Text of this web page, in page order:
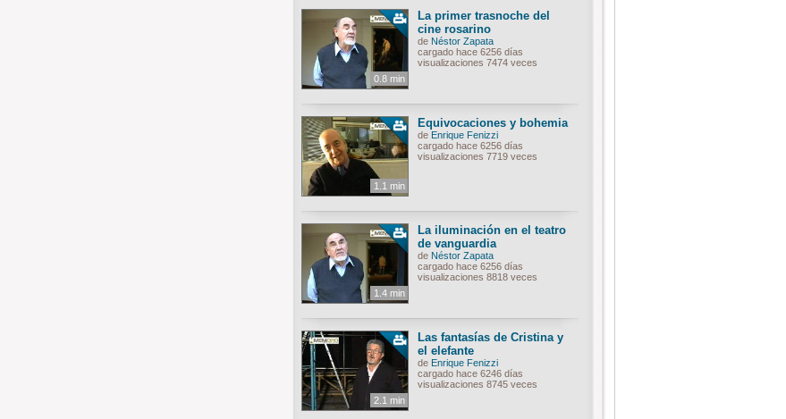
0.8 min
La primer trasnoche del
cine rosarino
de Néstor Zapata
cargado hace 6256 días
visualizaciones 7474 veces
1.1 min
Equivocaciones y bohemia
de Enrique Fenizzi
cargado hace 6256 días
visualizaciones 7719 veces
1.4 min
La iluminación en el teatro
de vanguardia
de Néstor Zapata
cargado hace 6256 días
visualizaciones 8818 veces
2.1 min
Las fantasías de Cristina y
el elefante
de Enrique Fenizzi
cargado hace 6246 días
visualizaciones 8745 veces